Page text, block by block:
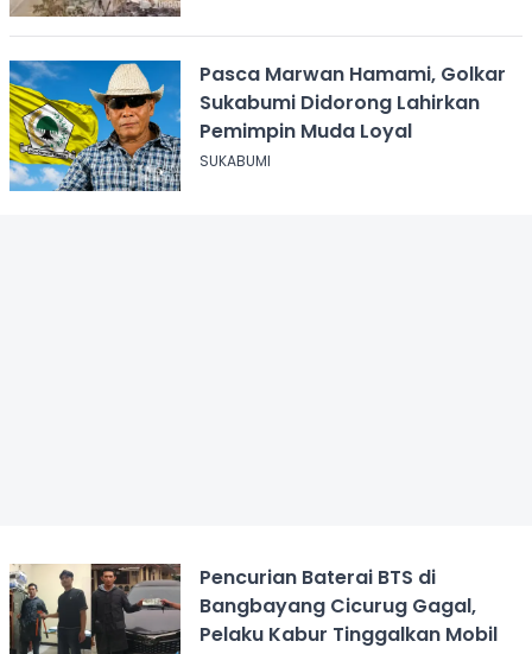
Pasca Marwan Hamami, Golkar
Sukabumi Didorong Lahirkan
Pemimpin Muda Loyal
SUKABUMI
Pencurian Baterai BTS di
Bangbayang Cicurug Gagal,
Pelaku Kabur Tinggalkan Mobil